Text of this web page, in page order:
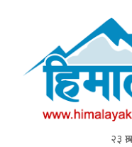
२३